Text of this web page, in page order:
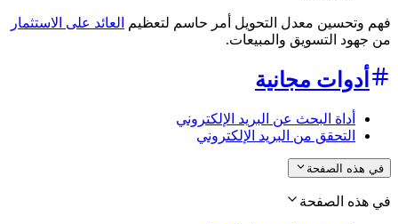
فهم وتحسين معدل التحويل أمر حاسم لتعظيم
العائد على الاستثمار
من جهود التسويق والمبيعات.
أدوات مجانية
أداة البحث عن البريد الإلكتروني
التحقق من البريد الإلكتروني
في هذه الصفحة
في هذه الصفحة